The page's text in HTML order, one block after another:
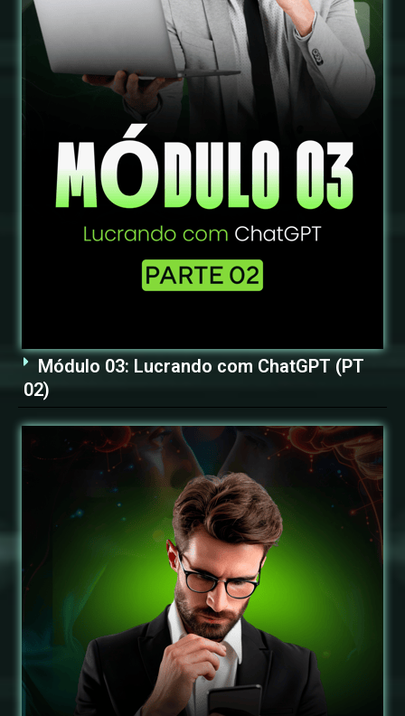
Módulo 03: Lucrando com ChatGPT (PT
02)